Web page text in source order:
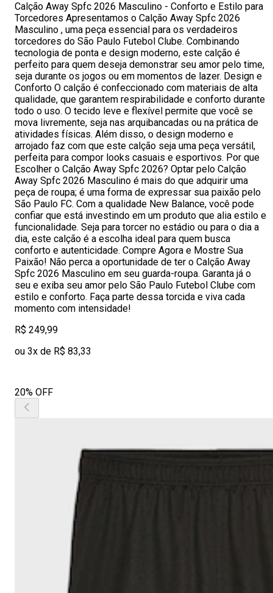
Calção Away Spfc 2026 Masculino - Conforto e Estilo para
Torcedores Apresentamos o Calção Away Spfc 2026
Masculino , uma peça essencial para os verdadeiros
torcedores do São Paulo Futebol Clube. Combinando
tecnologia de ponta e design moderno, este calção é
perfeito para quem deseja demonstrar seu amor pelo time,
seja durante os jogos ou em momentos de lazer. Design e
Conforto O calção é confeccionado com materiais de alta
qualidade, que garantem respirabilidade e conforto durante
todo o uso. O tecido leve e flexível permite que você se
mova livremente, seja nas arquibancadas ou na prática de
atividades físicas. Além disso, o design moderno e
arrojado faz com que este calção seja uma peça versátil,
perfeita para compor looks casuais e esportivos. Por que
Escolher o Calção Away Spfc 2026? Optar pelo Calção
Away Spfc 2026 Masculino é mais do que adquirir uma
peça de roupa; é uma forma de expressar sua paixão pelo
São Paulo FC. Com a qualidade New Balance, você pode
confiar que está investindo em um produto que alia estilo e
funcionalidade. Seja para torcer no estádio ou para o dia a
dia, este calção é a escolha ideal para quem busca
conforto e autenticidade. Compre Agora e Mostre Sua
Paixão! Não perca a oportunidade de ter o Calção Away
Spfc 2026 Masculino em seu guarda-roupa. Garanta já o
seu e exiba seu amor pelo São Paulo Futebol Clube com
estilo e conforto. Faça parte dessa torcida e viva cada
momento com intensidade!
R$ 249,99
ou 3x de R$ 83,33
20% OFF